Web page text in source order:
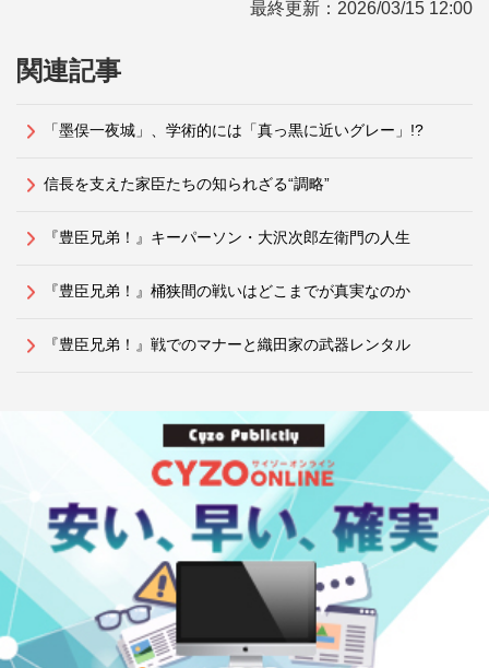
最終更新： 2026/03/15 12:00
関連記事
「墨俣一夜城」、学術的には「真っ黒に近いグレー」!?
信長を支えた家臣たちの知られざる“調略”
『豊臣兄弟！』キーパーソン・大沢次郎左衛門の人生
『豊臣兄弟！』桶狭間の戦いはどこまでが真実なのか
『豊臣兄弟！』戦でのマナーと織田家の武器レンタル